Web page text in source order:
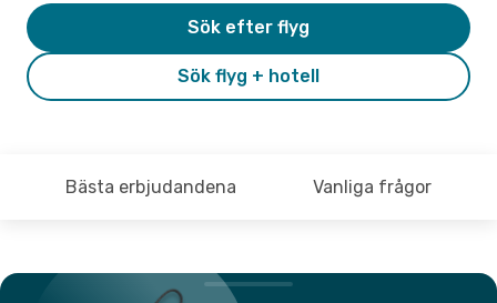
Sök flyg + hotell
Sök efter flyg
Bästa erbjudandena Vanliga frågor